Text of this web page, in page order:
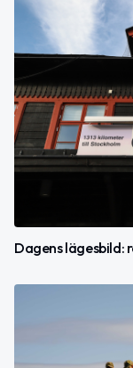
Dagens lägesbild: